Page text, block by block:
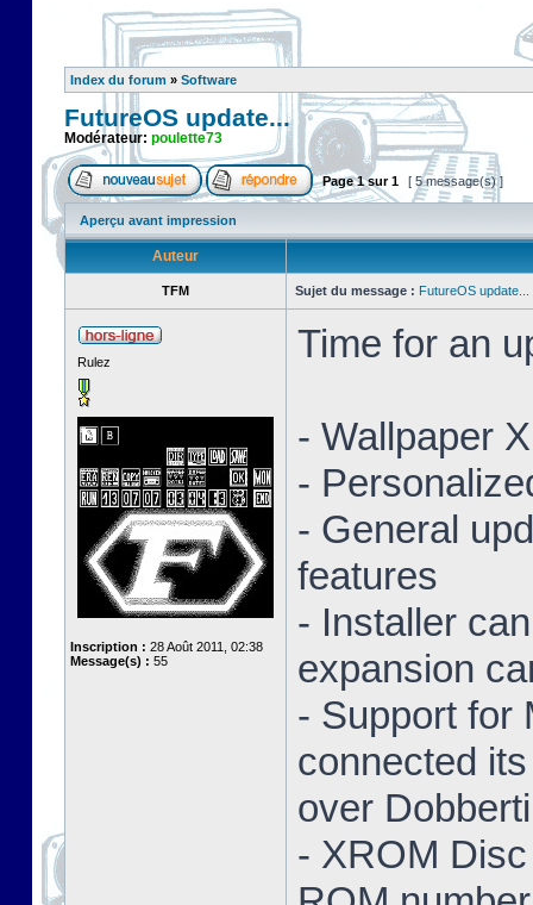
Index du forum » Software
FutureOS update...
Modérateur: poulette73
Page1sur1 [ 5 message(s) ]
Aperçu avant impression
Auteur
TFM Sujet du message : FutureOS update...
Rulez
Inscription : 28 Août 2011, 02:38
Message(s) : 55
Time for an
- Wallpaper
-
- General
features
- Installer
expansion
- Support for
connected
over
- XROM